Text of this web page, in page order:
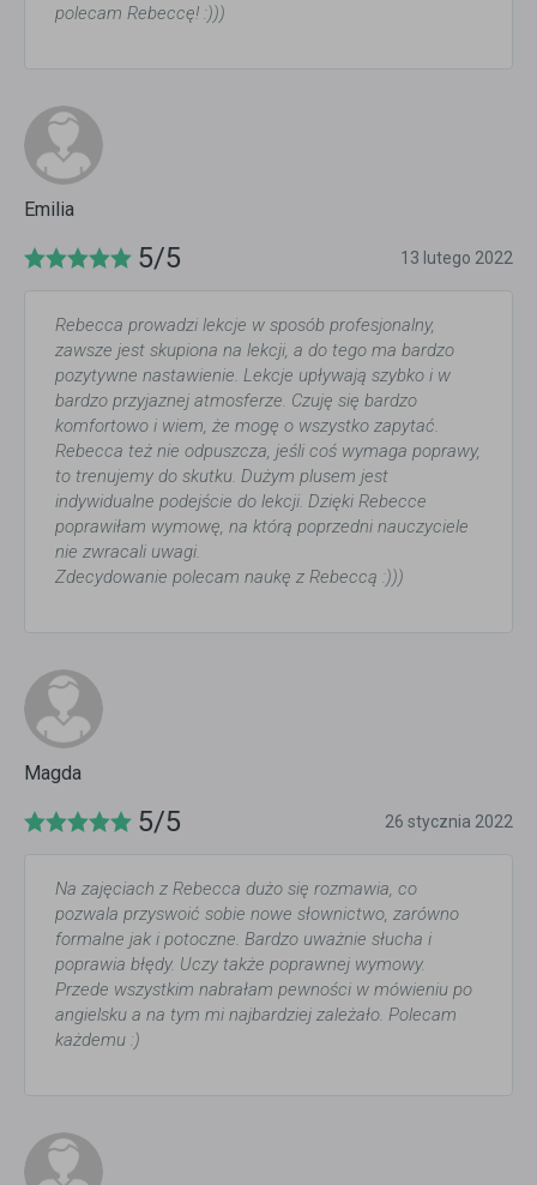
polecam Rebeccę! :)))
Emilia
5/5 13 lutego 2022
Rebecca prowadzi lekcje w sposób profesjonalny,
zawsze jest skupiona na lekcji, a do tego ma bardzo
pozytywne nastawienie. Lekcje upływają szybko i w
bardzo przyjaznej atmosferze. Czuję się bardzo
komfortowo i wiem, że mogę o wszystko zapytać.
Rebecca też nie odpuszcza, jeśli coś wymaga poprawy,
to trenujemy do skutku. Dużym plusem jest
indywidualne podejście do lekcji. Dzięki Rebecce
poprawiłam wymowę, na którą poprzedni nauczyciele
nie zwracali uwagi.
Zdecydowanie polecam naukę z Rebeccą :)))
Magda
5/5 26 stycznia 2022
Na zajęciach z Rebecca dużo się rozmawia, co
pozwala przyswoić sobie nowe słownictwo, zarówno
formalne jak i potoczne. Bardzo uważnie słucha i
poprawia błędy. Uczy także poprawnej wymowy.
Przede wszystkim nabrałam pewności w mówieniu po
angielsku a na tym mi najbardziej zależało. Polecam
każdemu :)